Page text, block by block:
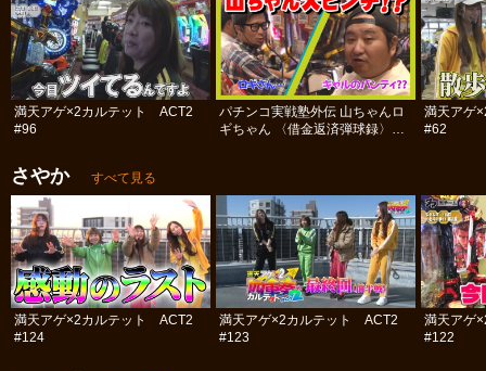
満天アゲ×2カルテット ACT2
#96
パチンコ実戦塾外伝 山ちゃんロ
ギちゃん 〈借金返済弾球録〉
満天アゲ
#62
さやか すべて見る
満天アゲ×2カルテット ACT2
#124
満天アゲ×2カルテット ACT2
#123
満天アゲ
#122